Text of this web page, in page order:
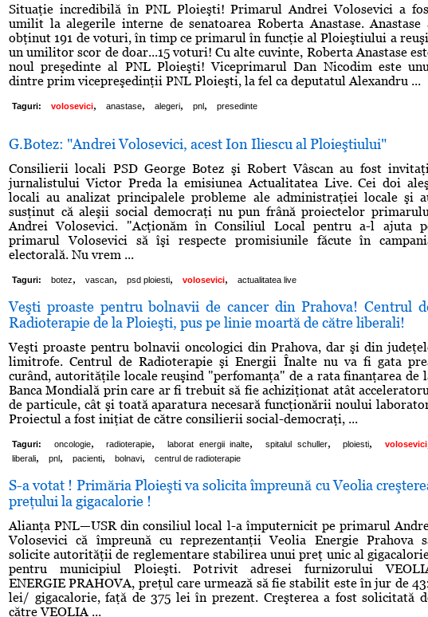
Situaţie incredibilă în PNL Ploieşti! Primarul Andrei Volosevici a
umilit la alegerile interne de senatoarea Roberta Anastase. Anastase
obţinut 191 de voturi, în timp ce primarul în funcţie al Ploieştiului a
un umilitor scor de doar...15 voturi! Cu alte cuvinte, Roberta Anastase
noul preşedinte al PNL Ploieşti! Viceprimarul Dan Nicodim este
dintre prim vicepreşedinţii PNL Ploieşti, la fel ca deputatul Alexandru ...
Taguri: volosevici, anastase, alegeri, pnl, presedinte
G.Botez: "Andrei Volosevici, acest Ion Iliescu al Ploieştiului"
Consilierii locali PSD George Botez şi Robert Vâscan au fost
jurnalistului Victor Preda la emisiunea Actualitatea Live. Cei doi
locali au analizat principalele probleme ale administraţiei locale şi
susţinut că aleşii social democraţi nu pun frână proiectelor
Andrei Volosevici. "Acţionăm în Consiliul Local pentru a-l ajuta
primarul Volosevici să îşi respecte promisiunile făcute în
electorală. Nu vrem ...
Taguri: botez, vascan, psd ploiesti, volosevici, actualitatea live
Veşti proaste pentru bolnavii de cancer din Prahova! Centrul
Radioterapie de la Ploieşti, pus pe linie moartă de către liberali!
Veşti proaste pentru bolnavii oncologici din Prahova, dar şi din
limitrofe. Centrul de Radioterapie şi Energii Înalte nu va fi gata
curând, autorităţile locale reuşind "perfomanţa" de a rata finanţarea de
Banca Mondială prin care ar fi trebuit să fie achiziţionat atât
de particule, cât şi toată aparatura necesară funcţionării noului
Proiectul a fost iniţiat de către consilierii social-democraţi, ...
Taguri: oncologie, radioterapie, laborat energii inalte, spitalul schuller, ploiesti, volosevici
liberali, pnl, pacienti, bolnavi, centrul de radioterapie
S-a votat ! Primăria Ploieşti va solicita împreună cu Veolia
preţului la gigacalorie !
Alianţa PNL—USR din consiliul local l-a împuternicit pe primarul
Volosevici că împreună cu reprezentanţii Veolia Energie Prahova
solicite autorităţii de reglementare stabilirea unui preţ unic al
pentru municipiul Ploieşti. Potrivit adresei furnizorului
ENERGIE PRAHOVA, preţul care urmează să fie stabilit este în jur de
lei/ gigacalorie, faţă de 375 lei în prezent. Creşterea a fost solicitată
către VEOLIA ...